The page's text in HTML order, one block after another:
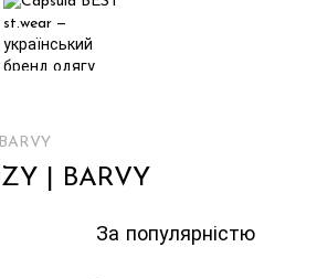
| BARVY
За популярністю